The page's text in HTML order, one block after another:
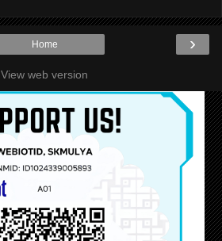
›
Home
View web version